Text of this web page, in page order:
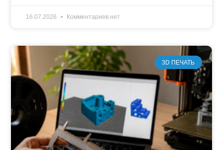
16.07.2026 Комментариев нет
3D ПЕЧАТЬ